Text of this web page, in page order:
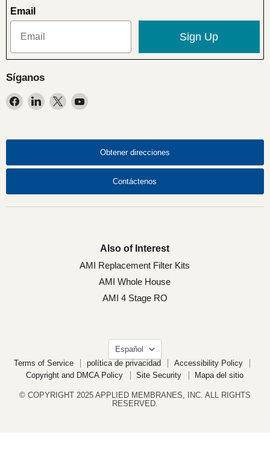
Email
Sign Up
Síganos
Encuéntrenos
Encuéntrenos
Encuéntrenos
Encuéntrenos
Obtener direcciones
Contáctenos
Also of Interest
AMI Replacement Filter Kits
AMI Whole House
AMI 4 Stage RO
Idioma
Español
Terms of Service
política de privacidad
Accessibility Policy
Copyright and DMCA Policy
Site Security Mapa del sitio
© COPYRIGHT 2025 APPLIED MEMBRANES, INC. ALL RIGHTS
RESERVED.